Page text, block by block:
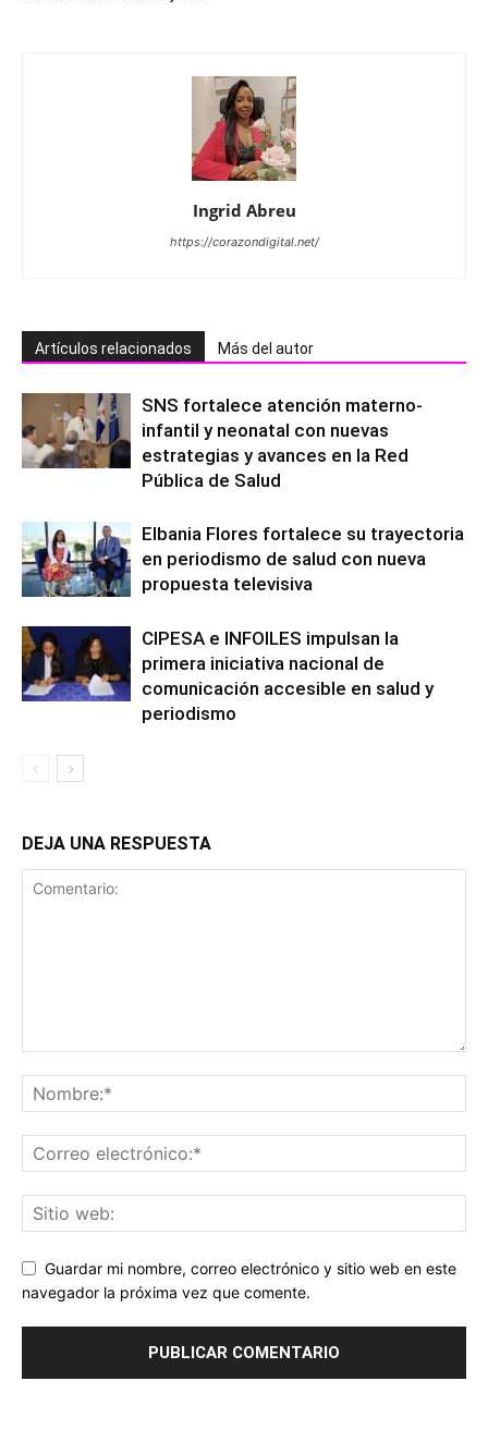
Ingrid Abreu
https://corazondigital.net/
Artículos relacionados Más del autor
SNS fortalece atención materno-
infantil y neonatal con nuevas
estrategias y avances en la Red
Pública de Salud
Elbania Flores fortalece su trayectoria
en periodismo de salud con nueva
propuesta televisiva
CIPESA e INFOILES impulsan la
primera iniciativa nacional de
comunicación accesible en salud y
periodismo
DEJA UNA RESPUESTA
Guardar mi nombre, correo electrónico y sitio web en este
navegador la próxima vez que comente.